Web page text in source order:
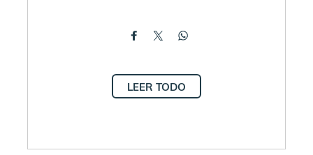
LEER TODO